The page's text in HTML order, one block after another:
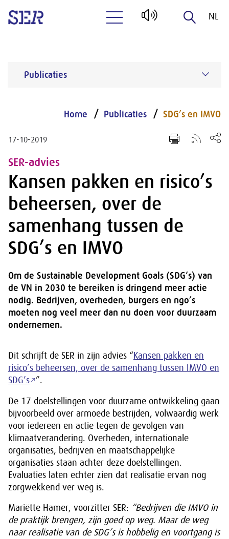
NL
Publicaties
Home Publicaties SDG’s en IMVO
17-10-2019
SER-advies
Kansen pakken en risico’s
beheersen, over de
samenhang tussen de
SDG’s en IMVO
Om de Sustainable Development Goals (SDG’s) van
de VN in 2030 te bereiken is dringend meer actie
nodig. Bedrijven, overheden, burgers en ngo’s
moeten nog veel meer dan nu doen voor duurzaam
ondernemen.
Dit schrijft de SER in zijn advies “ Kansen pakken en
risico’s beheersen, over de samenhang tussen IMVO en
SDG’s ”.
De 17 doelstellingen voor duurzame ontwikkeling gaan
bijvoorbeeld over armoede bestrijden, volwaardig werk
voor iedereen en actie tegen de gevolgen van
klimaatverandering. Overheden, internationale
organisaties, bedrijven en maatschappelijke
organisaties staan achter deze doelstellingen.
Evaluaties laten echter zien dat realisatie ervan nog
zorgwekkend ver weg is.
Mariëtte Hamer, voorzitter SER: “Bedrijven die IMVO in
de praktijk brengen, zijn goed op weg. Maar de weg
naar realisatie van de SDG’s is hobbelig en voortgang is